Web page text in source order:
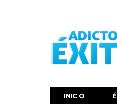
INICIO